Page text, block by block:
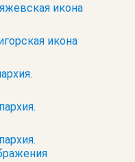
икона
икона